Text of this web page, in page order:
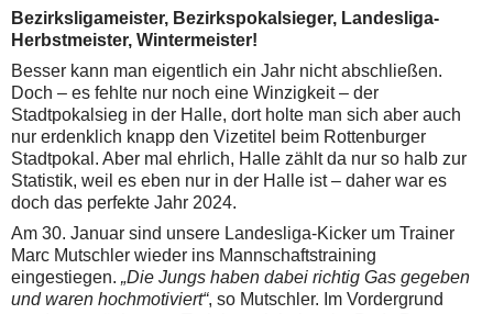
Bezirksligameister, Bezirkspokalsieger, Landesliga-
Herbstmeister, Wintermeister!
Besser kann man eigentlich ein Jahr nicht abschließen.
Doch – es fehlte nur noch eine Winzigkeit – der
Stadtpokalsieg in der Halle, dort holte man sich aber auch
nur erdenklich knapp den Vizetitel beim Rottenburger
Stadtpokal. Aber mal ehrlich, Halle zählt da nur so halb zur
Statistik, weil es eben nur in der Halle ist – daher war es
doch das perfekte Jahr 2024.
Am 30. Januar sind unsere Landesliga-Kicker um Trainer
Marc Mutschler wieder ins Mannschaftstraining
eingestiegen. „Die Jungs haben dabei richtig Gas gegeben
und waren hochmotiviert“, so Mutschler. Im Vordergrund